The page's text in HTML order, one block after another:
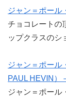
ジャン＝ポール
チョコレートの
ップクラスのシ
ジャン＝ポール
PAUL HEVIN）
ジャン＝ポール